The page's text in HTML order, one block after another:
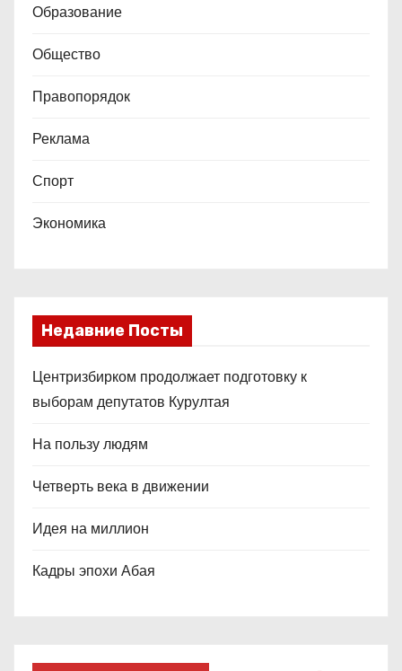
Образование
Общество
Правопорядок
Реклама
Спорт
Экономика
Недавние Посты
Центризбирком продолжает подготовку к
выборам депутатов Курултая
На пользу людям
Четверть века в движении
Идея на миллион
Кадры эпохи Абая